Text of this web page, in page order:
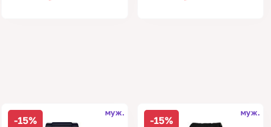
-15%
муж.
-15%
муж.